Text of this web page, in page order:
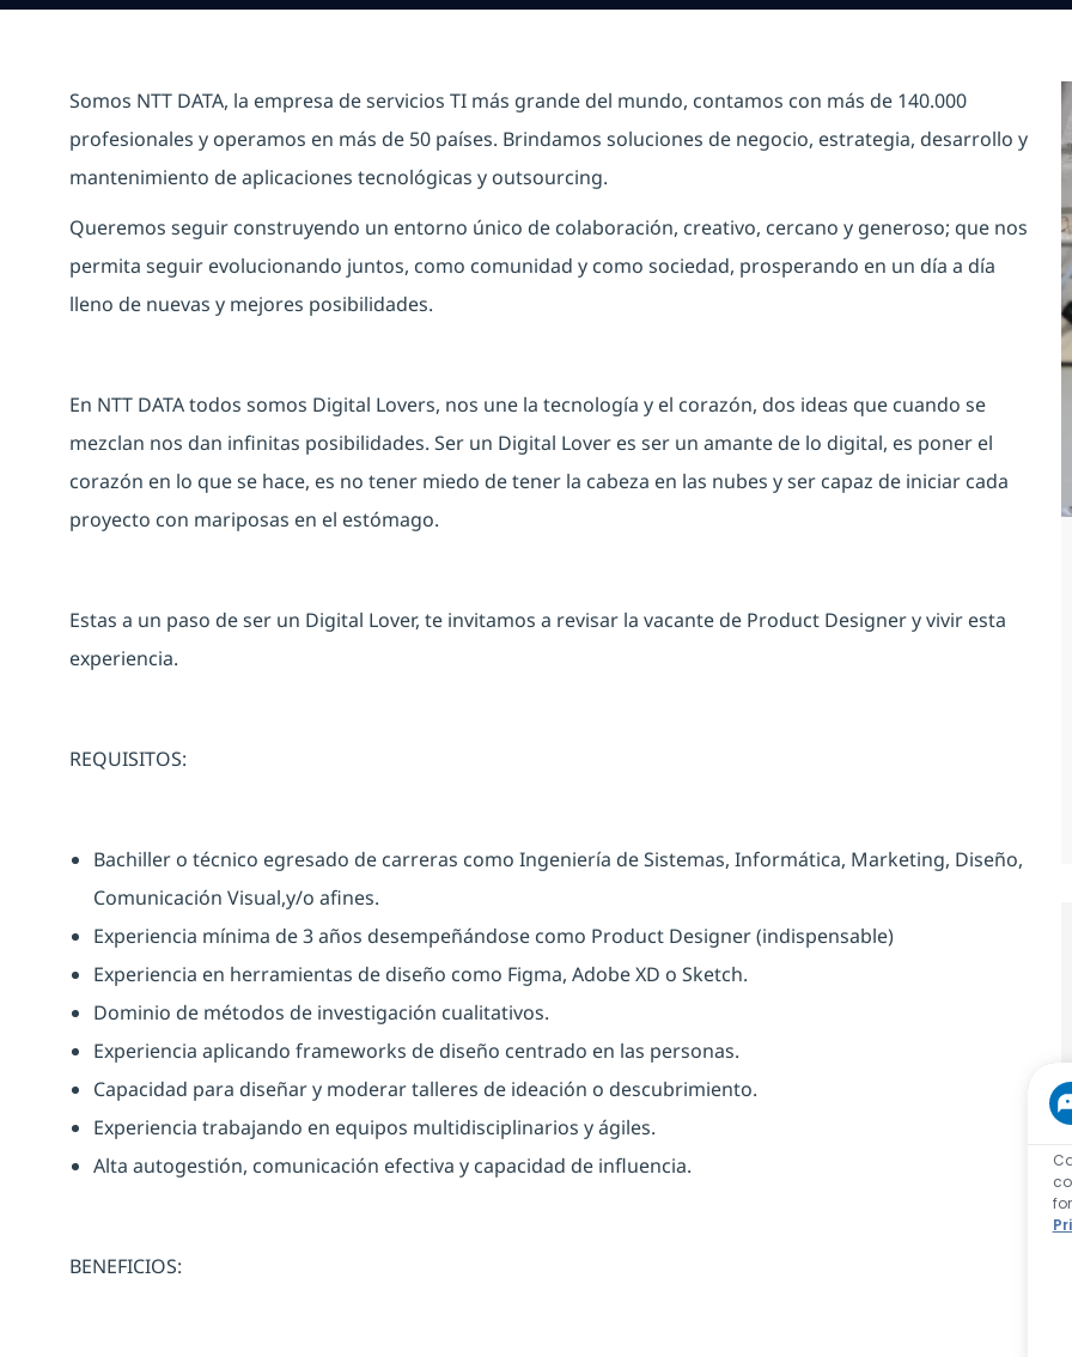
Somos NTT DATA, la empresa de servicios TI más grande del mundo, contamos con más de 140.000
profesionales y operamos en más de 50 países. Brindamos soluciones de negocio, estrategia, desarrollo y
mantenimiento de aplicaciones tecnológicas y outsourcing.
Queremos seguir construyendo un entorno único de colaboración, creativo, cercano y generoso; que nos
permita seguir evolucionando juntos, como comunidad y como sociedad, prosperando en un día a día
lleno de nuevas y mejores posibilidades.
En NTT DATA todos somos Digital Lovers, nos une la tecnología y el corazón, dos ideas que cuando se
mezclan nos dan infinitas posibilidades. Ser un Digital Lover es ser un amante de lo digital, es poner el
corazón en lo que se hace, es no tener miedo de tener la cabeza en las nubes y ser capaz de iniciar cada
proyecto con mariposas en el estómago.
Estas a un paso de ser un Digital Lover, te invitamos a revisar la vacante de Product Designery vivir esta
experiencia.
REQUISITOS:
Bachiller o técnico egresado de carreras como Ingeniería de Sistemas, Informática, Marketing, Diseño,
Comunicación Visual,y/o afines.
Experiencia mínima de 3 años desempeñándose como Product Designer (indispensable)
Experiencia en herramientas de diseño como Figma, Adobe XD o Sketch.
Dominio de métodos de investigación cualitativos.
Experiencia aplicando frameworks de diseño centrado en las personas.
Capacidad para diseñar y moderar talleres de ideación o descubrimiento.
Experiencia trabajando en equipos multidisciplinarios y ágiles.
Alta autogestión, comunicación efectiva y capacidad de influencia.
BENEFICIOS: